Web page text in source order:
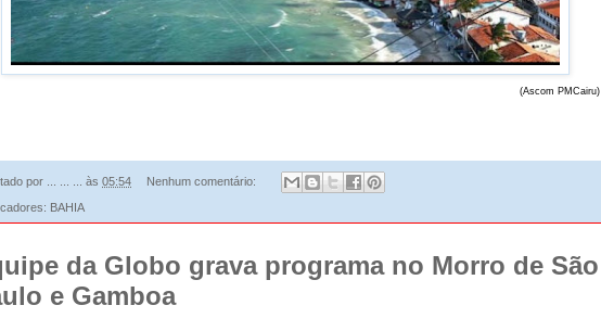
(Ascom PMCairu)
por às 05:54 Nenhum comentário:
BAHIA
da Globo grava programa no Morro de São
e Gamboa